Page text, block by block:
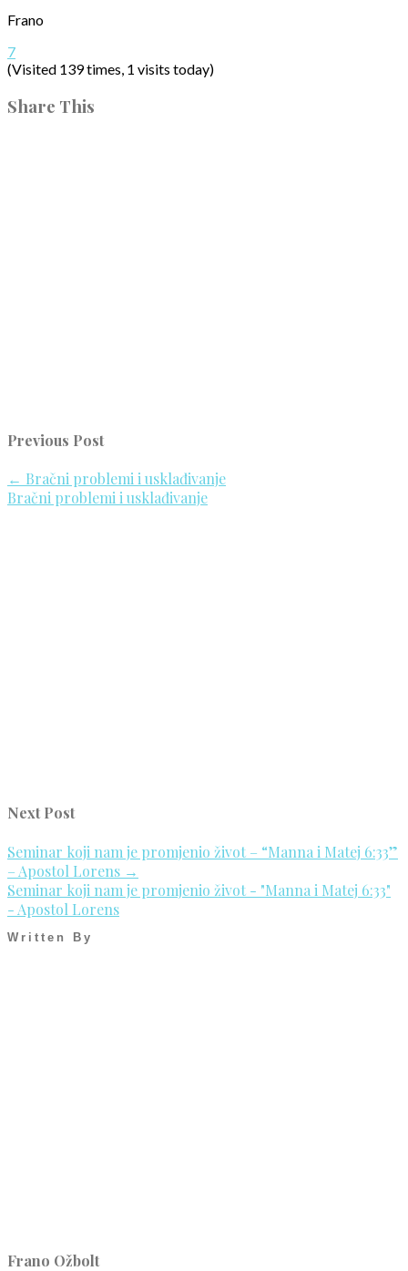
Frano
7
(Visited 139 times, 1 visits today)
Share This
Previous Post
← Bračni problemi i usklađivanje
Bračni problemi i usklađivanje
Next Post
Seminar koji nam je promjenio život – “Manna i Matej 6:33”
– Apostol Lorens →
Seminar koji nam je promjenio život - "Manna i Matej 6:33"
- Apostol Lorens
Written By
Frano Ožbolt